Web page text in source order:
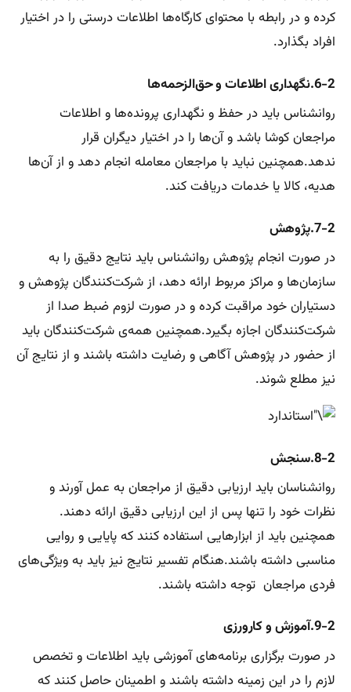
کرده و در رابطه با محتوای کارگاه‌ها اطلاعات درستی را در اختیار
افراد بگذارد.
6-2.نگهداری اطلاعات و حق‌الزحمه‌ها
روانشناس باید در حفظ و نگهداری پرونده‌ها و اطلاعات
مراجعان کوشا باشد و آن‌ها را در اختیار دیگران قرار
ندهد.همچنین نباید با مراجعان معامله انجام دهد و از آن‌ها
هدیه، کالا یا خدمات دریافت کند.
7-2.پژوهش
در صورت انجام پژوهش روانشناس باید نتایج دقیق را به
سازمان‌ها و مراکز مربوط ارائه دهد، از شرکت‌کنندگان پژوهش و
دستیاران خود مراقبت کرده و در صورت لزوم ضبط صدا از
شرکت‌کنندگان اجازه بگیرد.همچنین همه‌ی شرکت‌کنندگان باید
از حضور در پژوهش آگاهی و رضایت داشته باشند و از نتایج آن
نیز مطلع شوند.
8-2.سنجش
روانشناسان باید ارزیابی دقیق از مراجعان به عمل آورند و
نظرات خود را تنها پس از این ارزیابی دقیق ارائه دهند.
همچنین باید از ابزارهایی استفاده کنند که پایایی و روایی
مناسبی داشته باشند.هنگام تفسیر نتایج نیز باید به ویژگی‌های
فردی مراجعان توجه داشته باشند.
9-2.آموزش و کارورزی
در صورت برگزاری برنامه‌های آموزشی باید اطلاعات و تخصص
لازم را در این زمینه داشته باشند و اطمینان حاصل کنند که